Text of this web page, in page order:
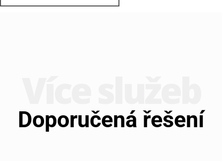
Doporučená řešení